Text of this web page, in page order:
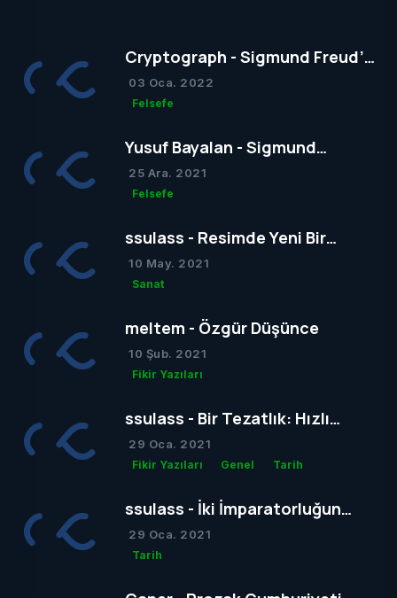
Cryptograph - Sigmund Freud’un
Yapısal Kuramı
03 Oca. 2022
Felsefe
Yusuf Bayalan - Sigmund
Freud’un Yapısal Kuramı
25 Ara. 2021
Felsefe
ssulass - Resimde Yeni Bir
Dönem mi Yoksa Bir Dönemin
Sonu mu?
10 May. 2021
Sanat
meltem - Özgür Düşünce
10 Şub. 2021
Fikir Yazıları
ssulass - Bir Tezatlık: Hızlı
Yaşam, Yavaş Gelişim
29 Oca. 2021
Fikir Yazıları Genel Tarih
ssulass - İki İmparatorluğun
Çağdaşlığa Giden Yolda
Birbiriyle Olan Gizli Rekabeti
29 Oca. 2021
Tarih